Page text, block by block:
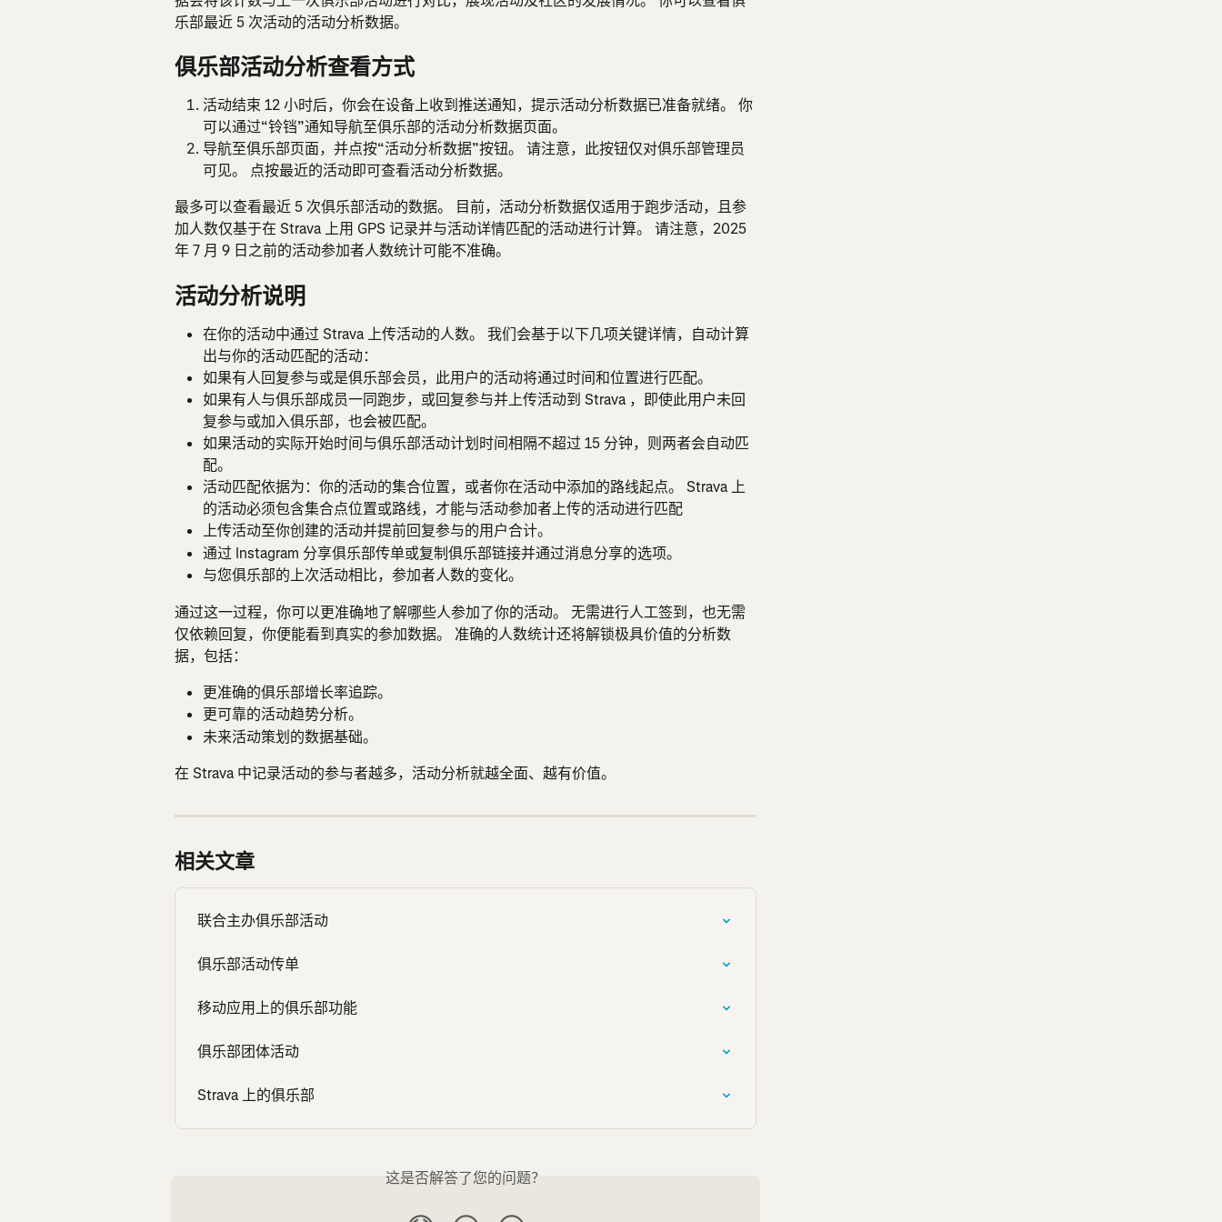
乐部最近 5 次活动的活动分析数据。
俱乐部活动分析查看方式
活动结束 12 小时后，你会在设备上收到推送通知，提示活动分析数据已准备就绪。 你
可以通过“铃铛”通知导航至俱乐部的活动分析数据页面。
导航至俱乐部页面，并点按“活动分析数据”按钮。 请注意，此按钮仅对俱乐部管理员
可见。 点按最近的活动即可查看活动分析数据。
最多可以查看最近 5 次俱乐部活动的数据。 目前，活动分析数据仅适用于跑步活动，且参
加人数仅基于在 Strava 上用 GPS 记录并与活动详情匹配的活动进行计算。 请注意，2025
年 7 月 9 日之前的活动参加者人数统计可能不准确。
活动分析说明
在你的活动中通过 Strava 上传活动的人数。 我们会基于以下几项关键详情，自动计算
出与你的活动匹配的活动：
如果有人回复参与或是俱乐部会员，此用户的活动将通过时间和位置进行匹配。
如果有人与俱乐部成员一同跑步，或回复参与并上传活动到 Strava ，即使此用户未回
复参与或加入俱乐部，也会被匹配。
如果活动的实际开始时间与俱乐部活动计划时间相隔不超过 15 分钟，则两者会自动匹
配。
活动匹配依据为：你的活动的集合位置，或者你在活动中添加的路线起点。 Strava 上
的活动必须包含集合点位置或路线，才能与活动参加者上传的活动进行匹配
上传活动至你创建的活动并提前回复参与的用户合计。
通过 Instagram 分享俱乐部传单或复制俱乐部链接并通过消息分享的选项。
与您俱乐部的上次活动相比，参加者人数的变化。
通过这一过程，你可以更准确地了解哪些人参加了你的活动。 无需进行人工签到，也无需
仅依赖回复，你便能看到真实的参加数据。 准确的人数统计还将解锁极具价值的分析数
据，包括：
更准确的俱乐部增长率追踪。
更可靠的活动趋势分析。
未来活动策划的数据基础。
在 Strava 中记录活动的参与者越多，活动分析就越全面、越有价值。
相关文章
联合主办俱乐部活动
俱乐部活动传单
移动应用上的俱乐部功能
俱乐部团体活动
Strava 上的俱乐部
这是否解答了您的问题？